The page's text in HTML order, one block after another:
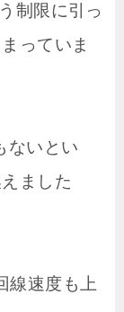
制限に引っ
っていま
ないとい
ました
線速度も上